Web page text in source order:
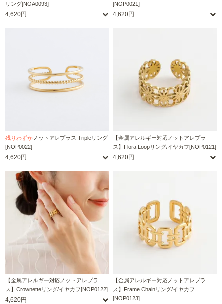
リング[NOA0093]
4,620円
[NOP0021]
4,620円
残りわずか ノットアレプラス Tripleリング
[NOP0022]
4,620円
【金属アレルギー対応ノットアレプラ
ス】Flora Loopリング/イヤカフ[NOP0121]
4,620円
【金属アレルギー対応ノットアレプラ
ス】Crownetteリング/イヤカフ[NOP0122]
4,620円
【金属アレルギー対応ノットアレプラ
ス】Frame Chainリング/イヤカフ
[NOP0123]